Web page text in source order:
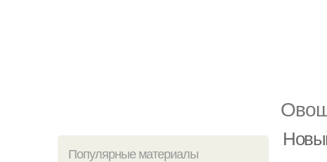
Популярные материалы